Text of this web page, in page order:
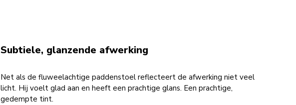
Subtiele, glanzende afwerking
Net als de fluweelachtige paddenstoel reflecteert de afwerking niet veel
licht. Hij voelt glad aan en heeft een prachtige glans. Een prachtige,
gedempte tint.